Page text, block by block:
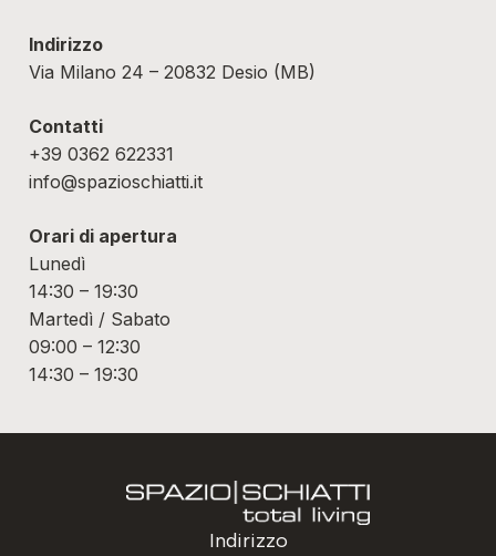
Indirizzo
Via Milano 24 – 20832 Desio (MB)
Contatti
+39 0362 622331
info@spazioschiatti.it
Orari di apertura
Lunedì
14:30 – 19:30
Martedì / Sabato
09:00 – 12:30
14:30 – 19:30
Indirizzo